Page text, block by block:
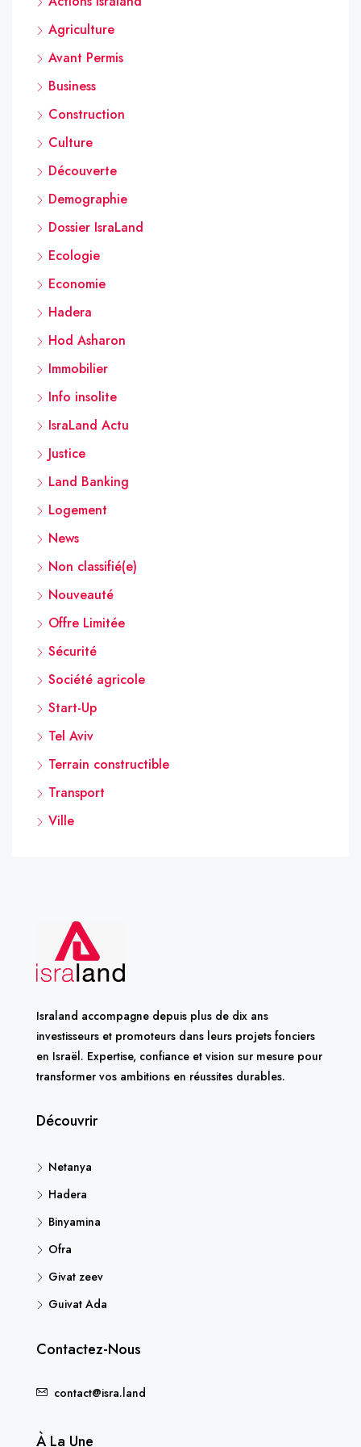
Agriculture
Avant Permis
Business
Construction
Culture
Découverte
Demographie
Dossier IsraLand
Ecologie
Economie
Hadera
Hod Asharon
Immobilier
Info insolite
IsraLand Actu
Justice
Land Banking
Logement
News
Non classifié(e)
Nouveauté
Offre Limitée
Sécurité
Société agricole
Start-Up
Tel Aviv
Terrain constructible
Transport
Ville
Israland accompagne depuis plus de dix ans
investisseurs et promoteurs dans leurs projets fonciers
en Israël. Expertise, confiance et vision sur mesure pour
transformer vos ambitions en réussites durables.
Découvrir
Netanya
Hadera
Binyamina
Ofra
Givat zeev
Guivat Ada
Contactez-Nous
contact@isra.land
À La Une